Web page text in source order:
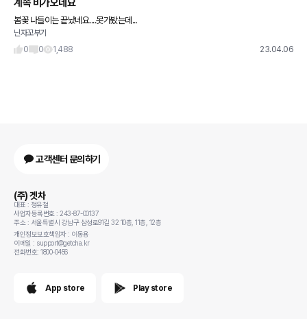
계속 비가오네요
봄꽃 나들이는 끝났네요....못가봤는데...
닌자꼬부기
0
0 1,488 23.04.06
고객센터 문의하기
(주) 겟차
대표 : 정유철
사업자등록번호 : 243-87-00137
주소 : 서울특별시 강남구 삼성로91길 32 10층, 11층, 12층
개인정보보호책임자 : 이동용
이메일 : support@getcha.kr
전화번호: 1800-0456
App store Play store